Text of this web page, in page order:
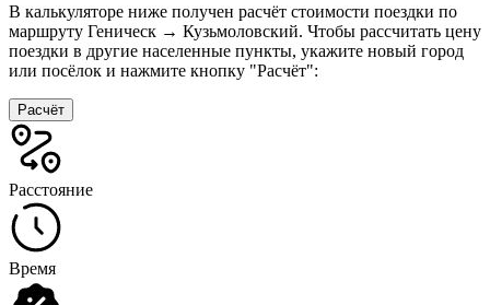
В калькуляторе ниже получен расчёт стоимости поездки по
маршруту Геническ → Кузьмоловский. Чтобы рассчитать цену
поездки в другие населенные пункты, укажите новый город
или посёлок и нажмите кнопку "Расчёт":
Расчёт
Расстояние
Время